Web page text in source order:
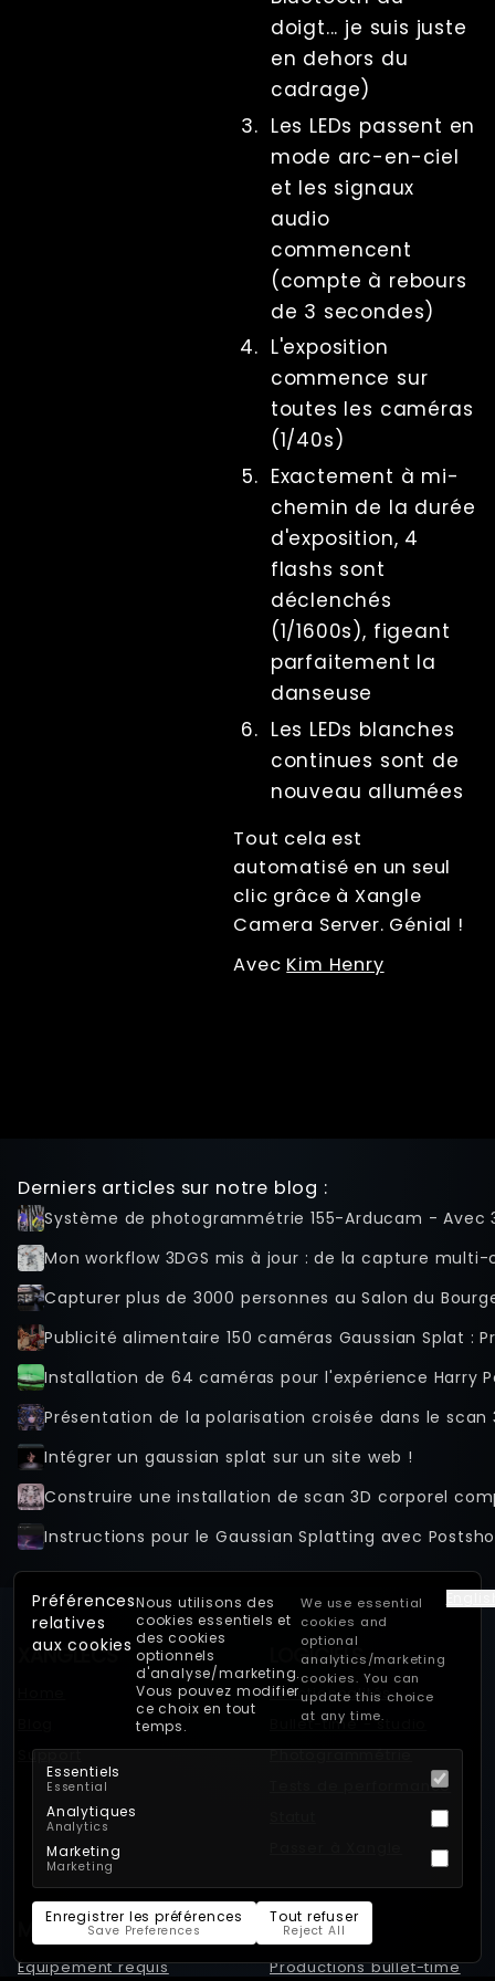
doigt... je suis juste
en dehors du
cadrage)
Les LEDs passent en
mode arc-en-ciel
et les signaux
audio
commencent
(compte à rebours
de 3 secondes)
L'exposition
commence sur
toutes les caméras
(1/40s)
Exactement à mi-
chemin de la durée
d'exposition, 4
flashs sont
déclenchés
(1/1600s), figeant
parfaitement la
danseuse
Les LEDs blanches
continues sont de
nouveau allumées
Tout cela est
automatisé en un seul
clic grâce à Xangle
Camera Server. Génial !
Avec Kim Henry
Derniers articles sur notre blog :
Système de photogrammétrie 155-Arducam - Avec
Mon workflow 3DGS mis à jour : de la capture
Capturer plus de 3000 personnes au Salon du
Publicité alimentaire 150 caméras Gaussian Splat :
Installation de 64 caméras pour l'expérience Harry
Présentation de la polarisation croisée dans le
Intégrer un gaussian splat sur un site web !
Instructions pour le Gaussian Splatting avec
XANGLECS
Support
LOGICIELS
Fonctionnalités
Bullet-time - studio
Photogrammétrie
Tests de performance
MATÉRIEL
Équipement requis
VITRINE
Productions bullet-time
Préférences
relatives
aux cookies
Nous utilisons des
cookies essentiels et
des cookies
optionnels
d'analyse/marketing.
Vous pouvez modifier
ce choix en tout
temps.
We use essential
cookies and
optional
analytics/marketing
cookies. You can
update this choice
at any time.
Essentiels
Essential
Analytiques
Analytics
Marketing
Marketing
Enregistrer les préférences
Save Preferences
Tout refuser
Reject All